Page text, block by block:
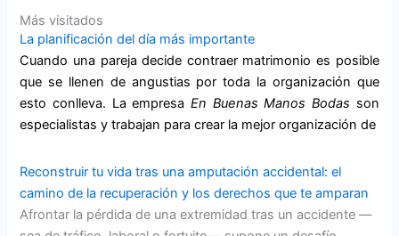
Más visitados
La planificación del día más importante
Cuando una pareja decide contraer matrimonio es posible
que se llenen de angustias por toda la organización que
esto conlleva. La empresa En Buenas Manos Bodas son
especialistas y trabajan para crear la mejor organización de
Reconstruir tu vida tras una amputación accidental: el
camino de la recuperación y los derechos que te amparan
Afrontar la pérdida de una extremidad tras un accidente —